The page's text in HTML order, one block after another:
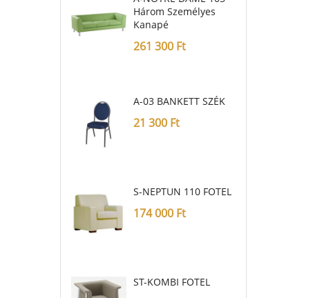
Három Személyes
Kanapé
261 300 Ft
A-03 BANKETT SZÉK
21 300 Ft
S-NEPTUN 110 FOTEL
174 000 Ft
ST-KOMBI FOTEL